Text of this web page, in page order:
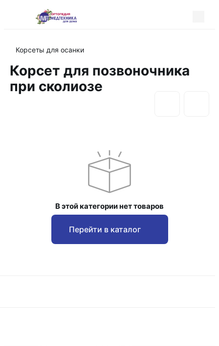
Корсеты для осанки
Корсет для позвоночника
при сколиозе
В этой категории нет товаров
Перейти в каталог